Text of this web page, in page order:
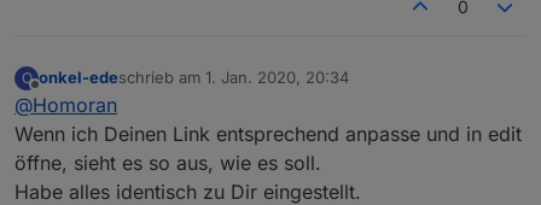
0
O
Offline
onkel-edeschrieb am 1. Jan. 2020, 20:34
zuletzt editiert von
@Homoran
Wenn ich Deinen Link entsprechend anpasse und in edit
öffne, sieht es so aus, wie es soll.
Habe alles identisch zu Dir eingestellt.